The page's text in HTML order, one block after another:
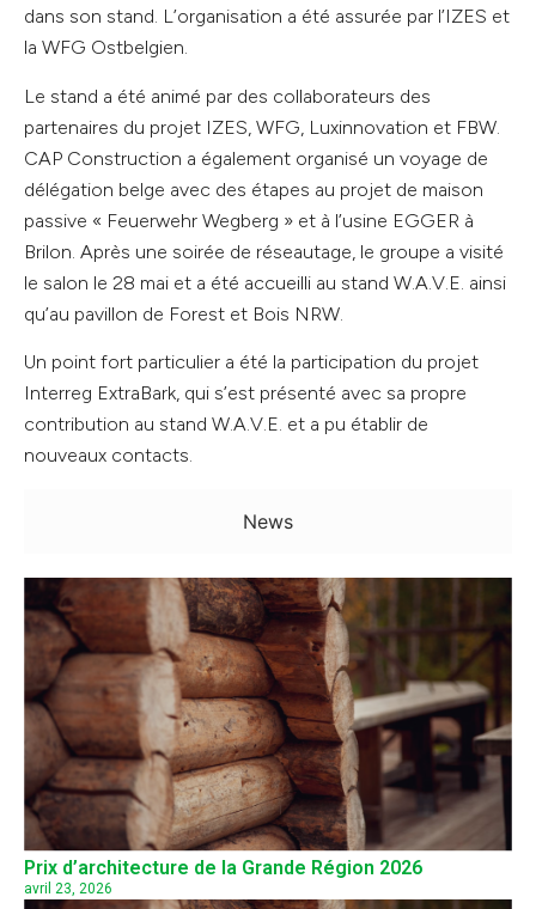
dans son stand. L’organisation a été assurée par l’IZES et
la WFG Ostbelgien.
Le stand a été animé par des collaborateurs des
partenaires du projet IZES, WFG, Luxinnovation et FBW.
CAP Construction a également organisé un voyage de
délégation belge avec des étapes au projet de maison
passive « Feuerwehr Wegberg » et à l’usine EGGER à
Brilon. Après une soirée de réseautage, le groupe a visité
le salon le 28 mai et a été accueilli au stand W.A.V.E. ainsi
qu’au pavillon de Forest et Bois NRW.
Un point fort particulier a été la participation du projet
Interreg ExtraBark, qui s’est présenté avec sa propre
contribution au stand W.A.V.E. et a pu établir de
nouveaux contacts.
News
Prix d’architecture de la Grande Région 2026
avril 23, 2026